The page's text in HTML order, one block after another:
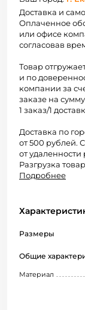
Доставка и
Оплаченное
или офисе
согласовав
Товар
и по
компании за
заказе на
1 заказ/1
Доставка по
от 500 рублей.
от
Разгрузка
Подробнее
Размеры
Общие
Материал